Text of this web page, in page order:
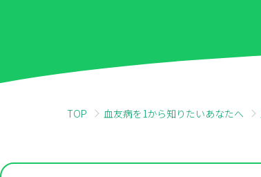
TOP 血友病を1から知りたいあなたへ